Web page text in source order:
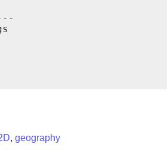
, geography